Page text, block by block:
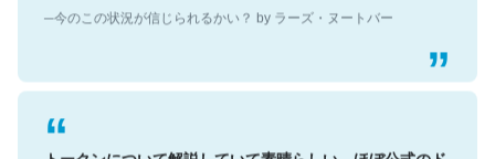
─今のこの状況が信じられるかい？ by ラーズ・ヌートバー
トークンについて解説していて素晴らしい。ほぼ公式のド